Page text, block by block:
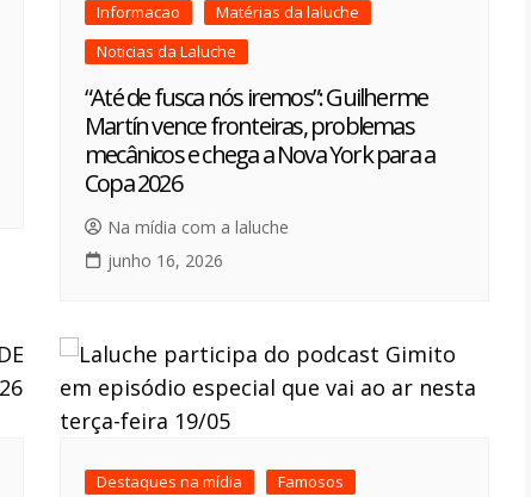
Informacao
Matérias da laluche
Noticias da Laluche
“Até de fusca nós iremos”: Guilherme
Martín vence fronteiras, problemas
mecânicos e chega a Nova York para a
Copa 2026
Na mídia com a laluche
junho 16, 2026
Destaques na mídia
Famosos